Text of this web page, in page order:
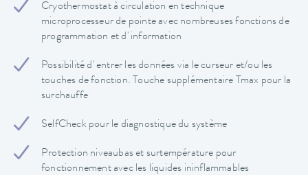
Cryothermostat à circulation en technique
microprocesseur de pointe avec nombreuses fonctions de
programmation et d' information
Possibilité d' entrer les données via le curseur et/ou les
touches de fonction. Touche supplémentaire Tmax pour la
surchauffe
SelfCheck pour le diagnostique du système
Protection niveaubas et surtempérature pour
fonctionnement avec les liquides ininflammables